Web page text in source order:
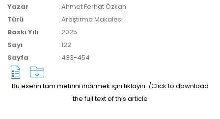
yapılmamaktadır.
Yazar : Ahmet Ferhat Özkan
Türü
: Araştırma Makalesi
Baskı Yılı
: 2025
Sayı
: 122
Sayfa
: 433-454
Bu eserin tam metnini indirmek için tıklayın. /Click to download
the full text of this article